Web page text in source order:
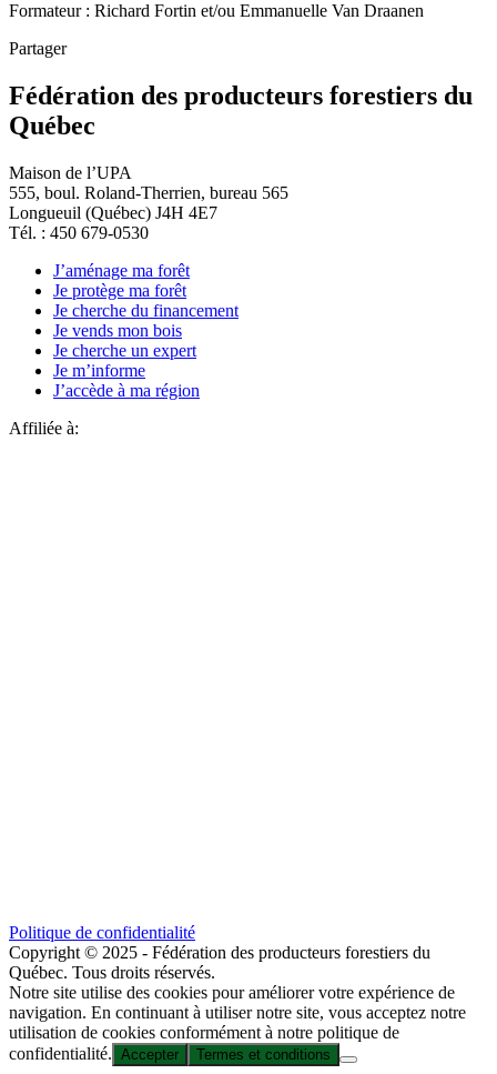
Formateur : Richard Fortin et/ou Emmanuelle Van Draanen
Partager
Fédération des producteurs forestiers du
Québec
Maison de l’UPA
555, boul. Roland-Therrien, bureau 565
Longueuil (Québec) J4H 4E7
Tél. : 450 679-0530
J’aménage ma forêt
Je protège ma forêt
Je cherche du financement
Je vends mon bois
Je cherche un expert
Je m’informe
J’accède à ma région
Affiliée à:
Politique de confidentialité
Copyright © 2025 - Fédération des producteurs forestiers du
Québec. Tous droits réservés.
Notre site utilise des cookies pour améliorer votre expérience de
navigation. En continuant à utiliser notre site, vous acceptez notre
utilisation de cookies conformément à notre politique de
confidentialité. Accepter Termes et conditions